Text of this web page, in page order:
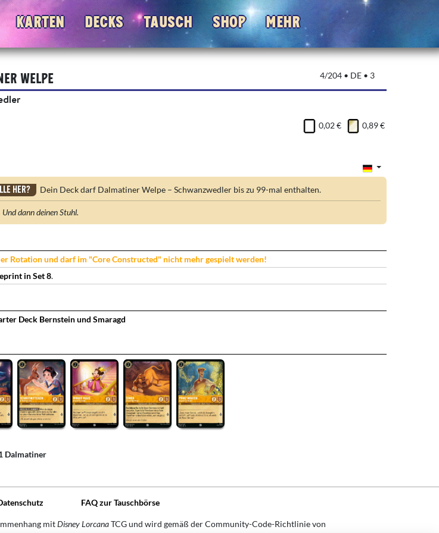
Karten Decks Tausch Shop Mehr
4/204 • DE • 3
Welpe
0,02 € 0,89 €
her? Dein Deck darf Dalmatiner Welpe – Schwanzwedler bis zu 99-mal enthalten.
dann deinen Stuhl.
Rotation und darf im "Core Constructed" nicht mehr gespielt werden!
in Set 8.
Deck Bernstein und Smaragd
Dalmatiner
FAQ zur Tauschbörse
mitDisney LorcanaTCG und wird gemäß der Community-Code-Richtlinie von